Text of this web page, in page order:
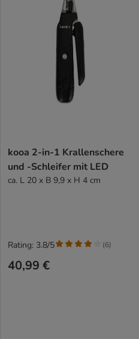
kooa 2-in-1 Krallenschere
und -Schleifer mit LED
ca. L 20 x B 9,9 x H 4 cm
40,99 €
Rating: 3.8/5 (6)